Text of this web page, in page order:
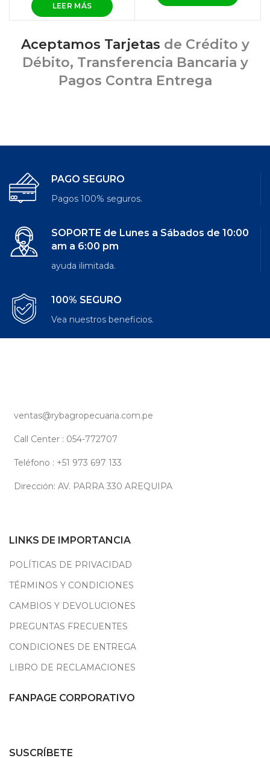
LEER MÁS
Aceptamos Tarjetas de Crédito y
Débito, Transferencia Bancaria y
Pagos Contra Entrega
PAGO SEGURO
Pagos 100% seguros.
SOPORTE de Lunes a Sábados de 10:00
am a 6:00 pm
ayuda ilimitada.
100% SEGURO
Vea nuestros beneficios.
ventas@rybagropecuaria.com.pe
Call Center : 054-772707
Teléfono : +51 973 697 133
Dirección: AV. PARRA 330 AREQUIPA
LINKS DE IMPORTANCIA
POLÍTICAS DE PRIVACIDAD
TÉRMINOS Y CONDICIONES
CAMBIOS Y DEVOLUCIONES
PREGUNTAS FRECUENTES
CONDICIONES DE ENTREGA
LIBRO DE RECLAMACIONES
FANPAGE CORPORATIVO
SUSCRÍBETE